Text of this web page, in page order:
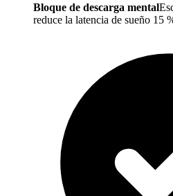
Bloque de descarga mental
reduce la latencia de sueño 15